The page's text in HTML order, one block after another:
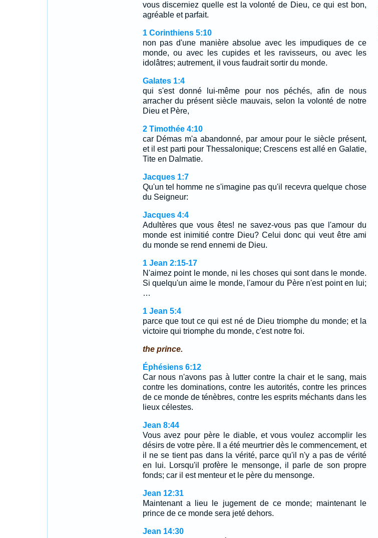
vous discerniez quelle est la volonté de Dieu, ce qui est bon,
agréable et parfait.
1 Corinthiens 5:10
non pas d'une manière absolue avec les impudiques de ce
monde, ou avec les cupides et les ravisseurs, ou avec les
idolâtres; autrement, il vous faudrait sortir du monde.
Galates 1:4
qui s'est donné lui-même pour nos péchés, afin de nous
arracher du présent siècle mauvais, selon la volonté de notre
Dieu et Père,
2 Timothée 4:10
car Démas m'a abandonné, par amour pour le siècle présent,
et il est parti pour Thessalonique; Crescens est allé en Galatie,
Tite en Dalmatie.
Jacques 1:7
Qu'un tel homme ne s'imagine pas qu'il recevra quelque chose
du Seigneur:
Jacques 4:4
Adultères que vous êtes! ne savez-vous pas que l'amour du
monde est inimitié contre Dieu? Celui donc qui veut être ami
du monde se rend ennemi de Dieu.
1 Jean 2:15-17
N'aimez point le monde, ni les choses qui sont dans le monde.
Si quelqu'un aime le monde, l'amour du Père n'est point en lui;
…
1 Jean 5:4
parce que tout ce qui est né de Dieu triomphe du monde; et la
victoire qui triomphe du monde, c'est notre foi.
the prince.
Éphésiens 6:12
Car nous n'avons pas à lutter contre la chair et le sang, mais
contre les dominations, contre les autorités, contre les princes
de ce monde de ténèbres, contre les esprits méchants dans les
lieux célestes.
Jean 8:44
Vous avez pour père le diable, et vous voulez accomplir les
désirs de votre père. Il a été meurtrier dès le commencement, et
il ne se tient pas dans la vérité, parce qu'il n'y a pas de vérité
en lui. Lorsqu'il profère le mensonge, il parle de son propre
fonds; car il est menteur et le père du mensonge.
Jean 12:31
Maintenant a lieu le jugement de ce monde; maintenant le
prince de ce monde sera jeté dehors.
Jean 14:30